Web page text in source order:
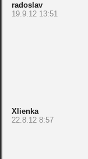
radoslav
19.9.12 13:51
Xlienka
22.8.12 8:57